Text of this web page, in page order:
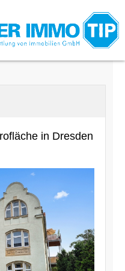
in Dresden